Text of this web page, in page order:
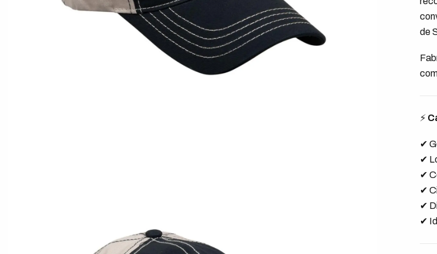
de
⚡
✔
✔
✔
✔
✔
✔